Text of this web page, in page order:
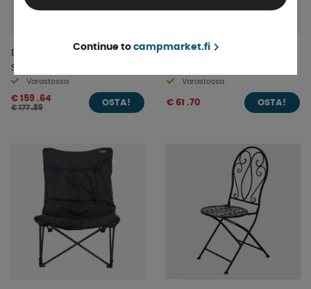
Dometic Gardina Aurinkotuoli
Shale
Varastossa
€ 159 .64
€ 177 .89
OSTA!
Royal Camping Retkituoli
Varastossa
€ 61 .70 OSTA!
Continue to campmarket.fi